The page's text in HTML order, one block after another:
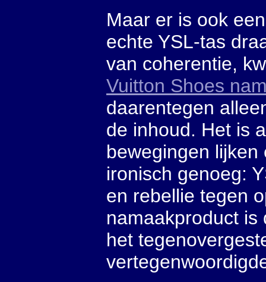
Maar er is ook
echte YSL-tas
van coherentie,
Vuitton Shoes
daarentegen
de inhoud. Het is
bewegingen
ironisch genoeg:
en rebellie tegen
namaakproduct is
het